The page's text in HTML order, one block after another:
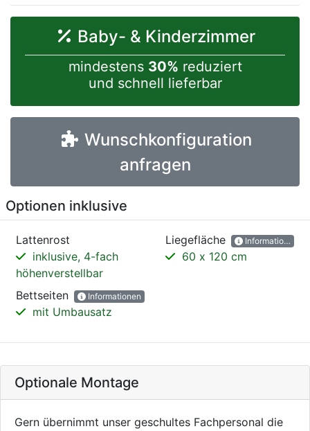
Baby- & Kinderzimmer
mindestens 30% reduziert
und schnell lieferbar
Wunschkonfiguration
anfragen
Optionen inklusive
Lattenrost
inklusive, 4-fach
höhenverstellbar
Liegefläche Informationen
60 x 120 cm
Bettseiten Informationen
mit Umbausatz
Optionale Montage
Gern übernimmt unser geschultes Fachpersonal die